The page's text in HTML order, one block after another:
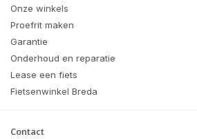
Onze winkels
Proefrit maken
Garantie
Onderhoud en reparatie
Lease een fiets
Fietsenwinkel Breda
Contact